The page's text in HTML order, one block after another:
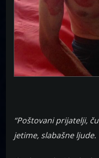
“Poštovani prijatelji,
jetime, slabašne ljude.